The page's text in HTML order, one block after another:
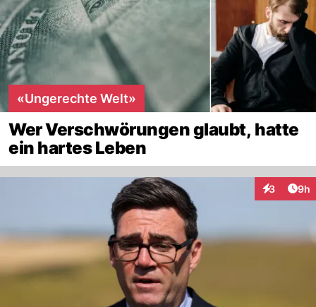
«Ungerechte Welt»
Wer Verschwörungen glaubt, hatte
ein hartes Leben
3 9h